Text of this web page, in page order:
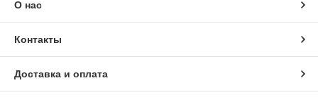
О нас
Контакты
Доставка и оплата